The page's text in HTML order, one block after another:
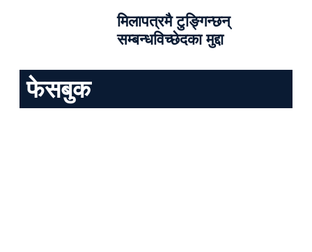
मिलापत्रमै टुङ्गिन्छन्
सम्बन्धविच्छेदका मुद्दा
फेसबुक